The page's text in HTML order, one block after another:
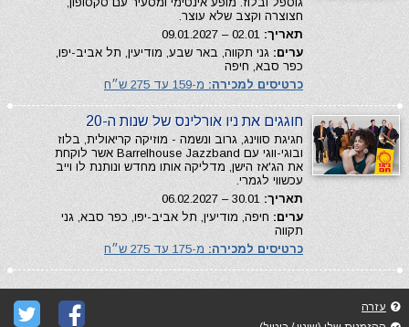
חצוצרה וקצב שלא עוצר.
תאריך:
ערים: גני תקווה, באר שבע, מודיעין, תל אביב-יפו,
כפר סבא, חיפה
כרטיסים למכירה: מ-159 עד 275 ש״ח
חוגגים את ניו אורלינס של שנות ה-20
חגיגת סווינג, גרוב ונשמה - מוזיקה קריאולית, בלוז
ובוגי-ווגי עם Barrelhouse Jazzband אשר לוקחת
את הג'אז הישן, מדליקה אותו מחדש ונותנת לו וייב
עכשווי לגמרי.
תאריך:
ערים: חיפה, מודיעין, תל אביב-יפו, כפר סבא, גני
תקווה
כרטיסים למכירה: מ-175 עד 275 ש״ח
עזרה